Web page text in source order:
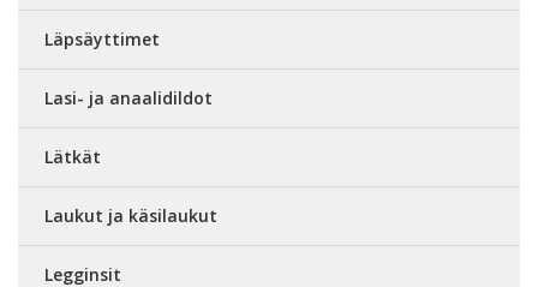
Läpsäyttimet
Lasi- ja anaalidildot
Lätkät
Laukut ja käsilaukut
Legginsit